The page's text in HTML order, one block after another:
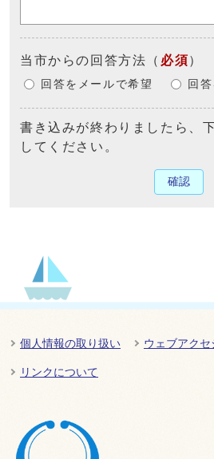
当市からの回答方法 （ 必須）
回答をメールで希望 回
書き込みが終わりましたら、
してください。
確認
個人情報の取り扱い ウェブアクセ
リンクについて